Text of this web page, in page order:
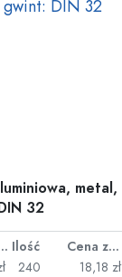
metal,
32
sztukę Ilość
Cena za sztukę
240
18,18 zł